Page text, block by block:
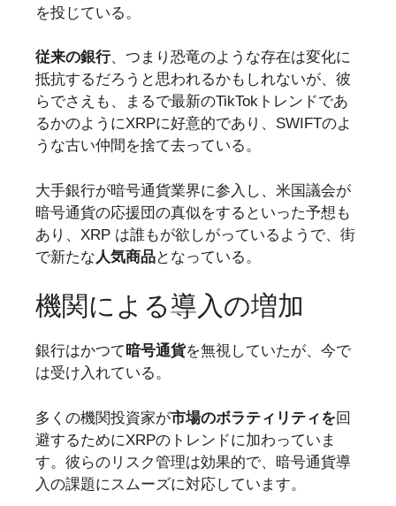
を投じている。
従来の銀行、つまり恐竜のような存在は変化に
抵抗するだろうと思われるかもしれないが、彼
らでさえも、まるで最新のTikTokトレンドであ
るかのようにXRPに好意的であり、SWIFTのよ
うな古い仲間を捨て去っている。
大手銀行が暗号通貨業界に参入し、米国議会が
暗号通貨の応援団の真似をするといった予想も
あり、XRP は誰もが欲しがっているようで、街
で新たな人気商品となっている。
機関による導入の増加
銀行はかつて暗号通貨を無視していたが、今で
は受け入れている。
多くの機関投資家が市場のボラティリティを回
避するためにXRPのトレンドに加わっていま
す。彼らのリスク管理は効果的で、暗号通貨導
入の課題にスムーズに対応しています。